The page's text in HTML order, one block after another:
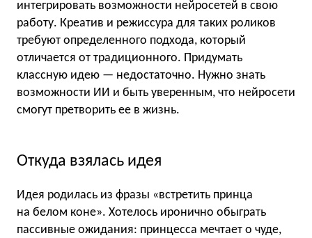
интегрировать возможности нейросетей в свою
работу. Креатив и режиссура для таких роликов
требуют определенного подхода, который
отличается от традиционного. Придумать
классную идею — недостаточно. Нужно знать
возможности ИИ и быть уверенным, что нейросети
смогут претворить ее в жизнь.
Откуда взялась идея
Идея родилась из фразы «встретить принца
на белом коне». Хотелось иронично обыграть
пассивные ожидания: принцесса мечтает о чуде,